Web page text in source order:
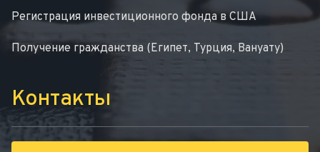
Регистрация инвестиционного фонда в США
Получение гражданства (Египет, Турция, Вануату)
Контакты